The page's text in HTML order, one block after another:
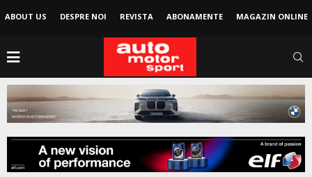
ABOUT US DESPRE NOI REVISTA ABONAMENTE MAGAZIN ONLINE